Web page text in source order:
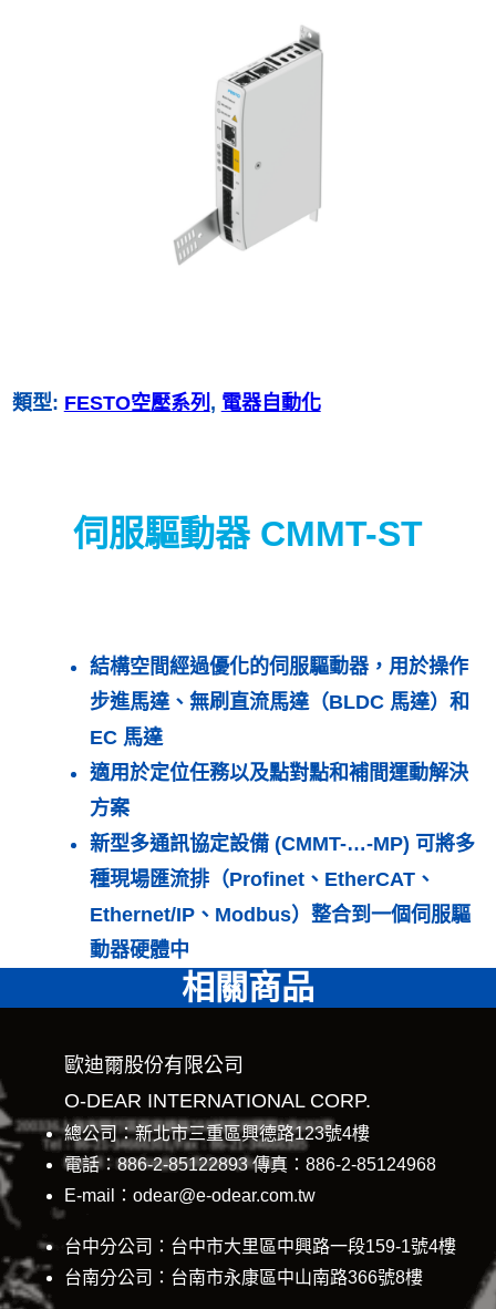
類型: FESTO空壓系列 , 電器自動化
伺服驅動器 CMMT-ST
結構空間經過優化的伺服驅動器，用於操作
步進馬達、無刷直流馬達（BLDC 馬達）和
EC 馬達
適用於定位任務以及點對點和補間運動解決
方案
新型多通訊協定設備 (CMMT-…-MP) 可將多
種現場匯流排（Profinet、EtherCAT、
Ethernet/IP、Modbus）整合到一個伺服驅
動器硬體中
相關商品
歐迪爾股份有限公司
O-DEAR INTERNATIONAL CORP.
總公司：新北市三重區興德路123號4樓
電話：886-2-85122893 傳真：886-2-85124968
E-mail：odear@e-odear.com.tw
台中分公司：台中市大里區中興路一段159-1號4樓
台南分公司：台南市永康區中山南路366號8樓